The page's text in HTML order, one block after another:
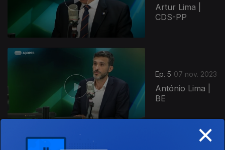
Artur Lima |
CDS-PP
Ep. 5 07 nov. 2023
António Lima |
BE
×